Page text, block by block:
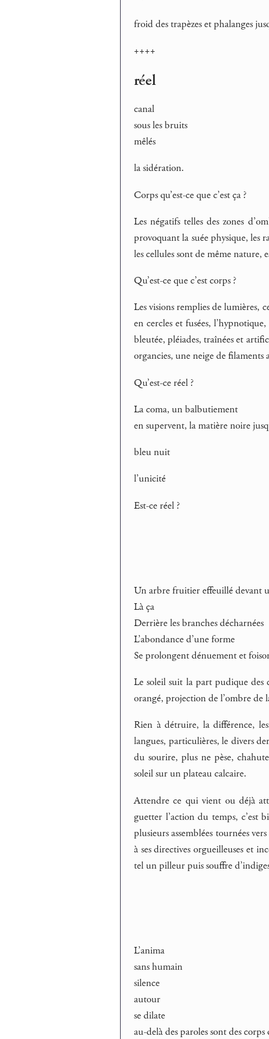
froid des trapèzes et phalanges
++++
réel
canal
sous les bruits
mêlés
la sidération.
Corps qu’est-ce que c’est ça ?
Les négatifs telles des zones
provoquant la suée physique, les
les cellules sont de même nature,
Qu’est-ce que c’est corps ?
Les visions remplies de lumières,
en cercles et fusées,
bleutée, pléiades, traînées et
organcies, une neige de filaments
Qu’est-ce réel ?
La coma, un balbutiement
en supervent, la matière noire
bleu nuit
l’unicité
Est-ce réel ?
Un arbre fruitier effeuillé devant
Là ça
Derrière les branches décharnées
L’abondance d’une forme
Se prolongent dénuement et
Le soleil suit la part pudique des
orangé, projection de l’ombre de
Rien à détruire, la différence,
langues, particulières, le divers
du sourire, plus ne pèse,
soleil sur un plateau calcaire.
Attendre ce qui vient ou déjà
guetter l’action du temps, c’est
plusieurs assemblées tournées
à ses directives orgueilleuses et
tel un pilleur puis souffre
L’anima
sans humain
silence
autour
se dilate
au-delà des paroles sont des corps